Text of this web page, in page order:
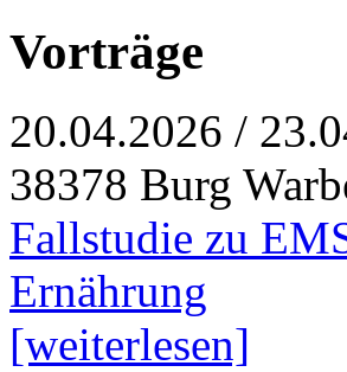
Vorträge
20.04.2026 /
38378 Burg
Fallstudie zu
Ernährung
[weiterlesen]